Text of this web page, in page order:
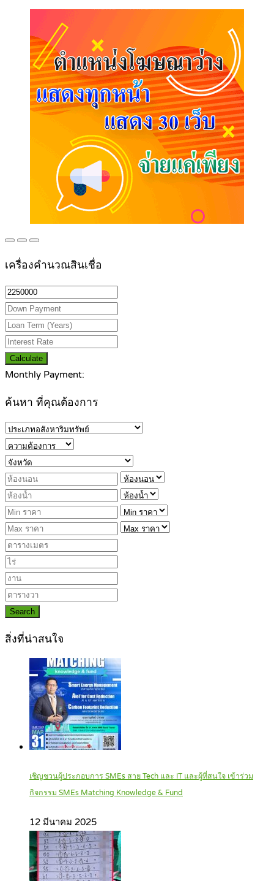
เครื่องคำนวณสินเชื่อ
Calculate
Monthly Payment:
ค้นหา ที่คุณต้องการ
Search
สิ่งที่น่าสนใจ
เชิญชวนผู้ประกอบการ SMEs สาย Tech และ IT และผู้ที่สนใจ เข้าร่วม
กิจกรรม SMEs Matching Knowledge & Fund
12 มีนาคม 2025